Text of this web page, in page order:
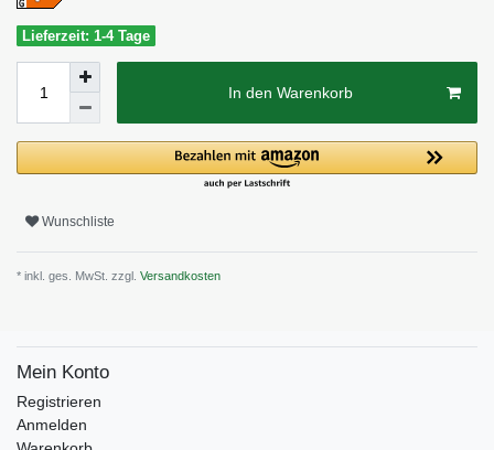
Lieferzeit: 1-4 Tage
In den Warenkorb
Wunschliste
* inkl. ges. MwSt. zzgl. Versandkosten
Mein Konto
Registrieren
Anmelden